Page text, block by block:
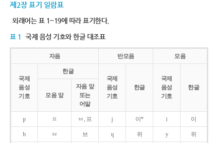
제2장 표기 일람표
외래어는 표 1~19에 따라 표기한다.
표 1 국제 음성 기호와 한글 대조표
자음 반모음 모음
국제
음성
기호
한글
국제
음성
기호
한글
국제
음성
기호
한글
모음 앞
자음 앞
또는
어말
p ㅍ ㅂ, 프 j 이* i 이
b ㅂ 브 ɥ 위 y 위